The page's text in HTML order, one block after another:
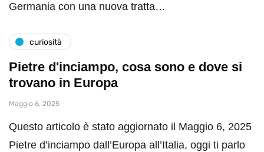
Germania con una nuova tratta…
curiosità
Pietre d'inciampo, cosa sono e dove si
trovano in Europa
Maggio 6, 2025
Questo articolo è stato aggiornato il Maggio 6, 2025
Pietre d’inciampo dall’Europa all’Italia, oggi ti parlo